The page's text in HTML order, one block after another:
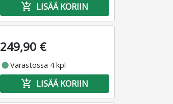
add_shopping_cart LISÄÄ KORIIN
249,90 €
fiber_manual_recordVarastossa 4 kpl
add_shopping_cart LISÄÄ KORIIN